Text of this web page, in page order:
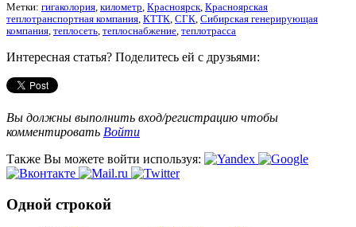
Метки: гигаколория, километр, Красноярск, Красноярская
теплотранспортная компания, КТТК, СГК, Сибирская генерирующая
компания, теплосеть, теплоснабжение, теплотрасса
Интересная статья? Поделитесь ей с друзьями:
Вы должны выполнить вход/регистрацию чтобы
комментировать Войти
Также Вы можете войти используя:
Одной строкой